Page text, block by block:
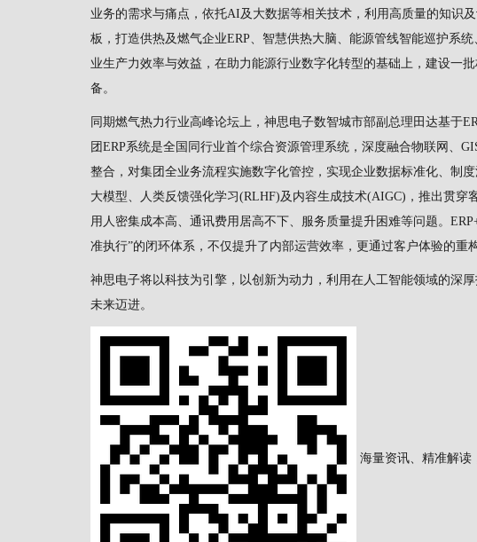
业务的需求与痛点，依托AI及大数据等相关技术，利用高质量的知识
板，打造供热及燃气企业ERP、智慧供热大脑、能源管线智能巡护系
业生产力效率与效益，在助力能源行业数字化转型的基础上，建设一
备。
同期燃气热力行业高峰论坛上，神思电子数智城市部副总理田达基于
团ERP系统是全国同行业首个综合资源管理系统，深度融合物联网、
整合，对集团全业务流程实施数字化管控，实现企业数据标准化、制
大模型、人类反馈强化学习(RLHF)及内容生成技术(AIGC)，推出贯穿
用人密集成本高、通讯费用居高不下、服务质量提升困难等问题。
准执行”的闭环体系，不仅提升了内部运营效率，更通过客户体验的重
神思电子将以科技为引擎，以创新为动力，利用在人工智能领域的深
未来迈进。
海量资讯、精准解读